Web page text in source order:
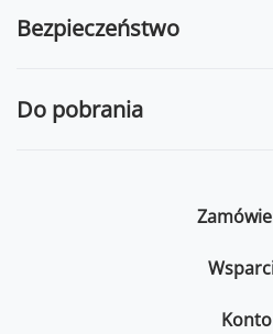
Bezpieczeństwo
Do pobrania
Konto